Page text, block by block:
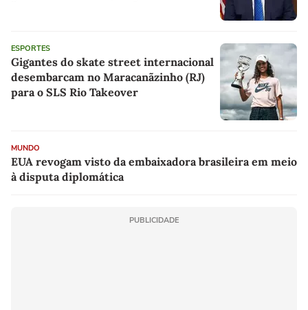
ESPORTES
Gigantes do skate street internacional
desembarcam no Maracanãzinho (RJ)
para o SLS Rio Takeover
MUNDO
EUA revogam visto da embaixadora brasileira em meio
à disputa diplomática
PUBLICIDADE